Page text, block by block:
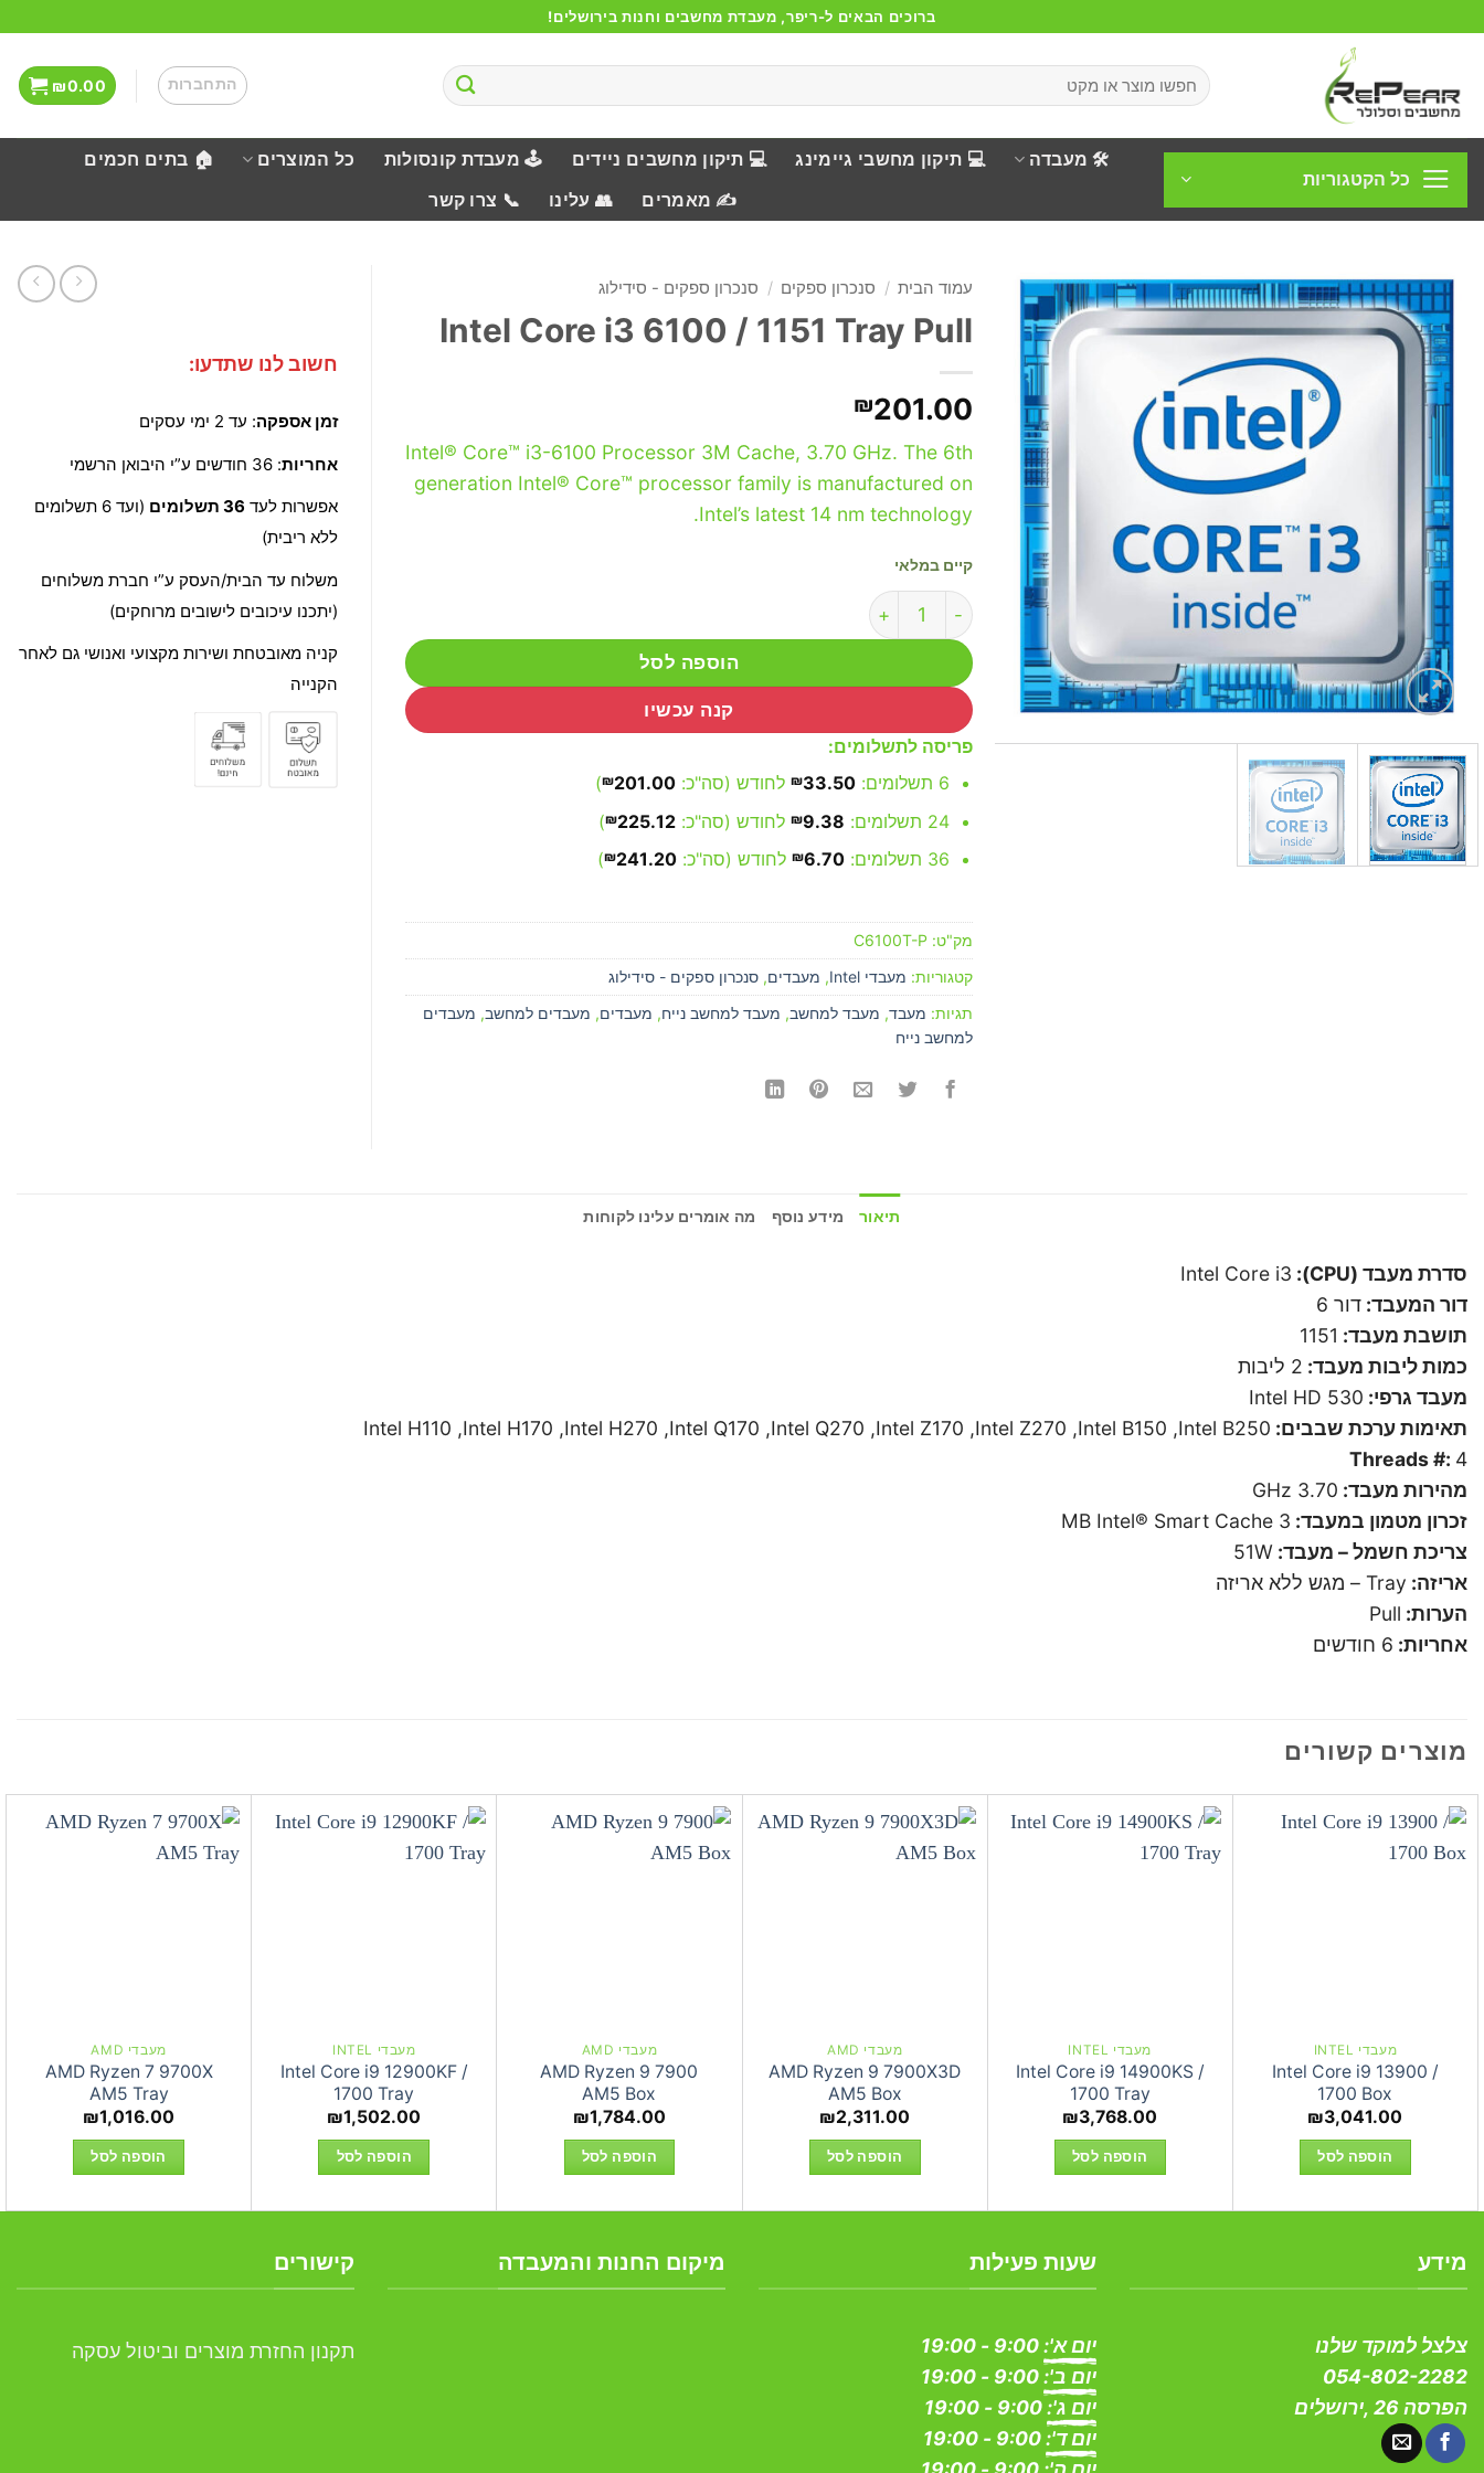
ברוכים הבאים ל-ריפר, מעבדת מחשבים וחנות בירושלים!
חיפוש
עבור:
התחברות ₪0.00
כל הקטגוריות
🛠️ מעבדה 💻 תיקון מחשבי גיימינג 💻 תיקון מחשבים ניידים 🕹️ מעבדת קונסולות כל המוצרים
🏠 בתים חכמים
✍️ מאמרים
👥 עלינו 📞 צרו קשר
עמוד הבית / סנכרון ספקים / סנכרון ספקים - סידילוג
Intel Core i3 6100 / 1151 Tray Pull
₪201.00
Intel® Core™ i3-6100 Processor 3M Cache, 3.70 GHz. The 6th
generation Intel® Core™ processor family is manufactured on
Intel’s latest 14 nm technology.
קיים במלאי
כמות של Intel Core i3 6100 / 1151 Tray Pull
הוספה לסל
קנה עכשיו
פריסה לתשלומים:
6 תשלומים:
₪33.50 לחודש (סה"כ: ₪201.00
)
24 תשלומים:
₪9.38 לחודש (סה"כ: ₪225.12
)
36 תשלומים:
₪6.70 לחודש (סה"כ: ₪241.20
)
מק"ט: C6100T-P
קטגוריות: מעבדי Intel , מעבדים, סנכרון ספקים - סידילוג
תגיות: מעבד, מעבד למחשב, מעבד למחשב נייח, מעבדים, מעבדים למחשב, מעבדים
למחשב נייח
חשוב לנו שתדעו:
זמן אספקה: עד 2 ימי עסקים
אחריות: 36 חודשים ע”י היבואן הרשמי
אפשרות לעד 36 תשלומים
(ועד 6 תשלומים
ללא ריבית)
משלוח עד הבית/העסק ע”י חברת משלוחים
(יתכנו עיכובים לישובים מרוחקים)
קניה מאובטחת ושירות מקצועי ואנושי גם לאחר
הקנייה
תיאור מידע נוסף מה אומרים עלינו לקוחות
סדרת מעבד (CPU):
Intel Core i3
דור המעבד: דור 6
תושבת מעבד: 1151
כמות ליבות מעבד: 2 ליבות
מעבד גרפי: Intel HD 530
תאימות ערכת שבבים: Intel H110 ,Intel H170 ,Intel H270 ,Intel Q170 ,Intel Q270 ,Intel Z170 ,Intel Z270 ,Intel B150 ,Intel B250
Threads #: 4
מהירות מעבד: 3.70 GHz
זכרון מטמון במעבד: 3 MB Intel® Smart Cache
צריכת חשמל – מעבד: 51W
אריזה: Tray – מגש ללא אריזה
הערות: Pull
אחריות: 6 חודשים
מוצרים קשורים
מעבדי INTEL
Intel Core i9 13900 /
1700 Box
₪3,041.00
הוספה לסל
מעבדי INTEL
Intel Core i9 14900KS /
1700 Tray
₪3,768.00
הוספה לסל
מעבדי AMD
AMD Ryzen 9 7900X3D
AM5 Box
₪2,311.00
הוספה לסל
מעבדי AMD
AMD Ryzen 9 7900
AM5 Box
₪1,784.00
הוספה לסל
מעבדי INTEL
Intel Core i9 12900KF /
1700 Tray
₪1,502.00
הוספה לסל
מעבדי AMD
AMD Ryzen 7 9700X
AM5 Tray
₪1,016.00
הוספה לסל
מידע
צלצל למוקד שלנו
054-802-2282
הפרסה 26 ,ירושלים
שעות פעילות
יום א':
יום ב':
יום ג':
יום ד':
מיקום החנות והמעבדה קישורים
תקנון החזרת מוצרים וביטול עסקה